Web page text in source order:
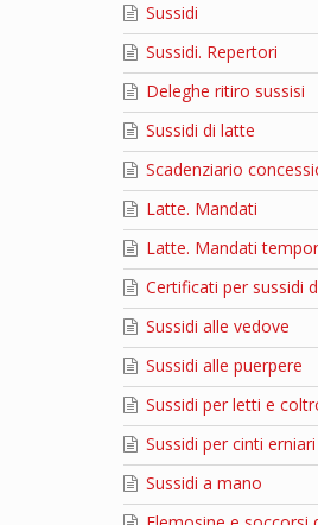
Sussidi
Sussidi. Repertori
Deleghe ritiro sussisi
Sussidi di latte
Scadenziario
Latte. Mandati
Latte. Mandati
Certificati per sussidi
Sussidi alle vedove
Sussidi alle puerpere
Sussidi per letti e
Sussidi per cinti erniari
Sussidi a mano